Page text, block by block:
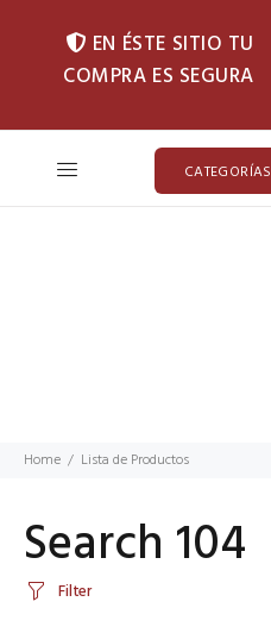
EN ÉSTE SITIO TU
COMPRA ES SEGURA
CATEGORÍAS
Home Lista de Productos
Search 104
Filter